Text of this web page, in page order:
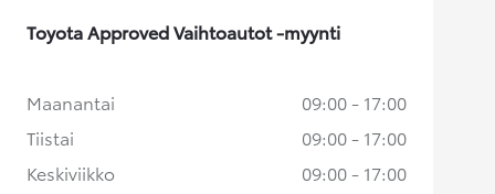
Toyota Approved Vaihtoautot -myynti
Maanantai
09:00 - 17:00
Tiistai
09:00 - 17:00
Keskiviikko
09:00 - 17:00